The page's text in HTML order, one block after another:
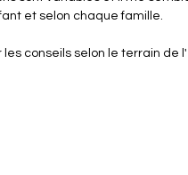
et selon chaque famille.
conseils selon le terrain de